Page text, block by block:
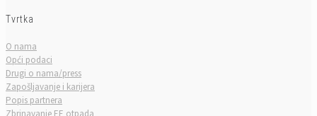
Tvrtka
O nama
Opći podaci
Drugi o nama/press
Zapošljavanje i karijera
Popis partnera
Zbrinavanje EE otpada